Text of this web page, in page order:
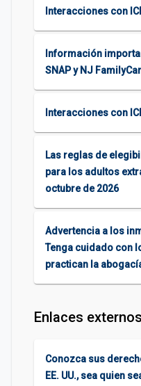
Interacciones con
Información
SNAP y NJ
Interacciones con
Las reglas de
para los adultos
octubre de 2026
Advertencia a los
Tenga cuidado con
practican la
Enlaces externos
Conozca sus
EE. UU., sea quien